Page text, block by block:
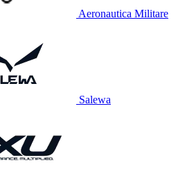
Aeronautica Militare
Salewa